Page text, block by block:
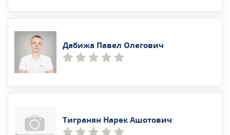
Дабижа Павел Олегович
Тигранян Нарек Ашотович